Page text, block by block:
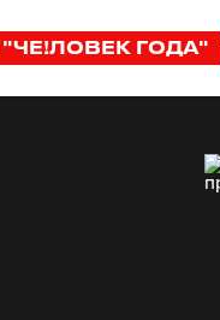
ГОДА"